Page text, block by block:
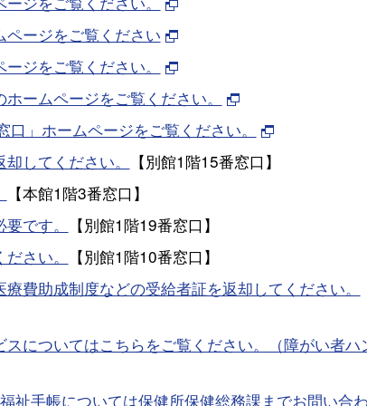
ージをご覧ください
ジをご覧ください。
ームページをご覧ください。
」ホームページをご覧ください。
してください。
【別館1階15番窓口】
【本館1階3番窓口】
です。
【別館1階19番窓口】
さい。
【別館1階10番窓口】
費助成制度などの受給者証を返却してください。
スについてはこちらをご覧ください。（障がい者ハ
祉手帳については保健所保健総務課までお問い合